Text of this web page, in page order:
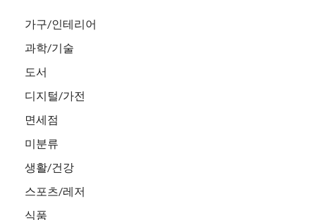
가구/인테리어
과학/기술
도서
디지털/가전
면세점
미분류
생활/건강
스포츠/레저
식품